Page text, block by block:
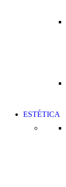
ESTÉTICA